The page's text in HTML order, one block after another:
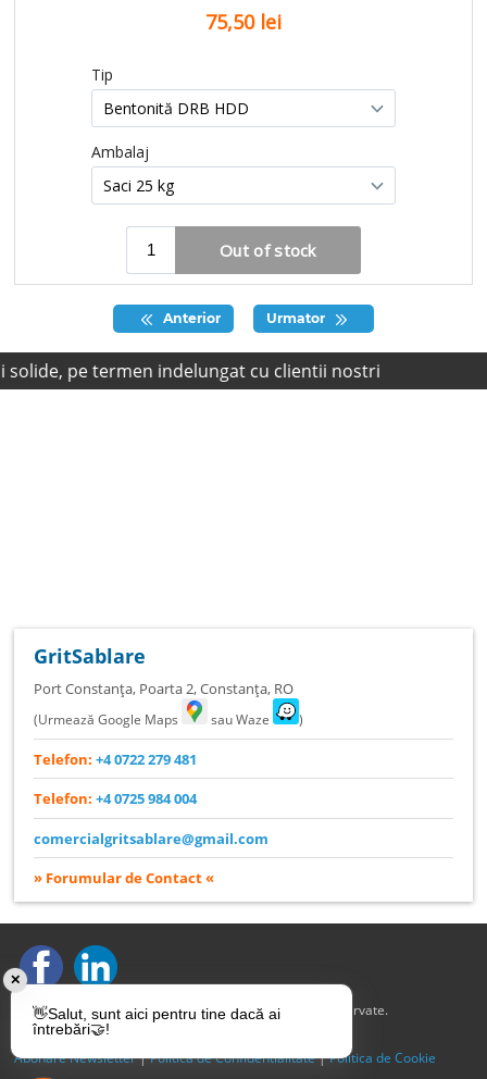
Anterior Urmator
pe termen indelungat cu clientii nostri
GritSablare
Port Constanța, Poarta 2,Constanța, RO
(Urmează Google Maps sau Waze )
Telefon: +4 0722 279 481
Telefon: +4 0725 984 004
comercialgritsablare@gmail.com
» Forumular de Contact «
© GritSablare (Whitewood S.R.L.) – Toate drepturile rezervate.
gmagarnet.ro
Abonare Newsletter|Politica de Confidentialitate|Politica de Cookie
✕
👋Salut, sunt aici pentru tine dacă ai
întrebări🤝!